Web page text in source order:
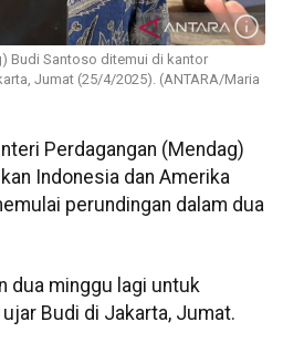
Budi Santoso ditemui di kantor
Jumat (25/4/2025). (ANTARA/Maria
Perdagangan (Mendag)
Indonesia dan Amerika
perundingan dalam dua
dua minggu lagi untuk
Budi di Jakarta, Jumat.